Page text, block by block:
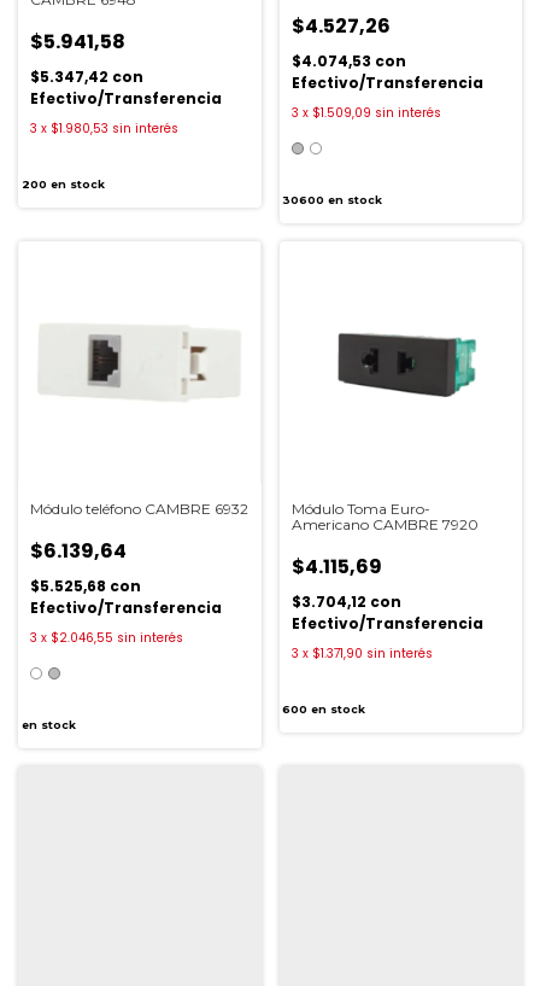
$5.941,58
$5.347,42 con
Efectivo/Transferencia
3 x $1.980,53 sin interés
200 en stock
$4.527,26
$4.074,53 con
Efectivo/Transferencia
3 x $1.509,09 sin interés
30600 en stock
Módulo teléfono CAMBRE 6932
$6.139,64
$5.525,68 con
Efectivo/Transferencia
3 x $2.046,55 sin interés
en stock
Módulo Toma Euro-
Americano CAMBRE 7920
$4.115,69
$3.704,12 con
Efectivo/Transferencia
3 x $1.371,90 sin interés
600 en stock